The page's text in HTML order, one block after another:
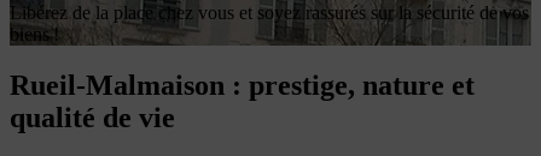
Libérez de la place chez vous et soyez rassurés sur la sécurité de vos
biens !
Rueil-Malmaison : prestige, nature et
qualité de vie